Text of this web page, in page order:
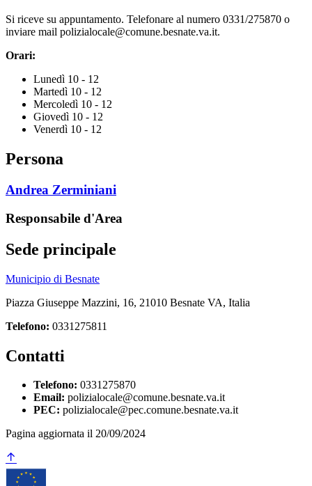
Si riceve su appuntamento. Telefonare al numero 0331/275870 o
inviare mail polizialocale@comune.besnate.va.it.
Orari:
Lunedì 10 - 12
Martedì 10 - 12
Mercoledì 10 - 12
Giovedì 10 - 12
Venerdì 10 - 12
Persona
Andrea Zerminiani
Responsabile d'Area
Sede principale
Municipio di Besnate
Piazza Giuseppe Mazzini, 16, 21010 Besnate VA, Italia
Telefono: 0331275811
Contatti
Telefono: 0331275870
Email: polizialocale@comune.besnate.va.it
PEC: polizialocale@pec.comune.besnate.va.it
Pagina aggiornata il 20/09/2024